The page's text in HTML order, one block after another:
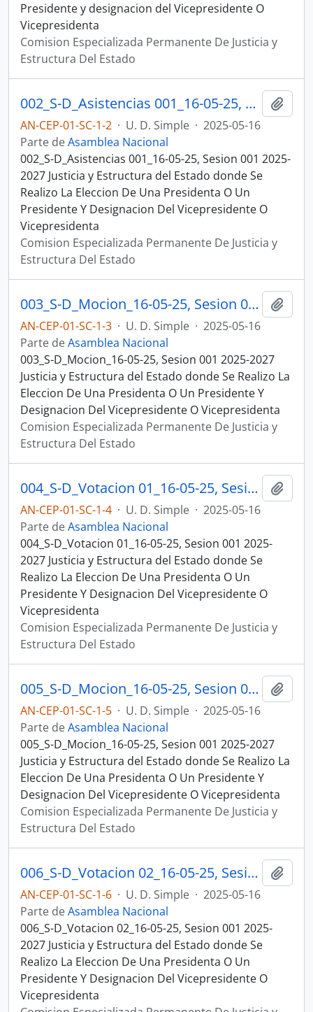
Presidente y designacion del Vicepresidente O
Vicepresidenta
Comision Especializada Permanente De Justicia y
Estructura Del Estado
002_S-D_Asistencias 001_16-05-25, Sesion 001 Justicia y Estructura del Estado
AN-CEP-01-SC-1-2 · U. D. Simple · 2025-05-16
Parte deAsamblea Nacional
002_S-D_Asistencias 001_16-05-25, Sesion 001 2025-
2027 Justicia y Estructura del Estado donde Se
Realizo La Eleccion De Una Presidenta O Un
Presidente Y Designacion Del Vicepresidente O
Vicepresidenta
Comision Especializada Permanente De Justicia y
Estructura Del Estado
003_S-D_Mocion_16-05-25, Sesion 001 Justicia y Estructura del Estado
AN-CEP-01-SC-1-3 · U. D. Simple · 2025-05-16
Parte deAsamblea Nacional
003_S-D_Mocion_16-05-25, Sesion 001 2025-2027
Justicia y Estructura del Estado donde Se Realizo La
Eleccion De Una Presidenta O Un Presidente Y
Designacion Del Vicepresidente O Vicepresidenta
Comision Especializada Permanente De Justicia y
Estructura Del Estado
004_S-D_Votacion 01_16-05-25, Sesion 001 Justicia y Estructura del Estado
AN-CEP-01-SC-1-4 · U. D. Simple · 2025-05-16
Parte deAsamblea Nacional
004_S-D_Votacion 01_16-05-25, Sesion 001 2025-
2027 Justicia y Estructura del Estado donde Se
Realizo La Eleccion De Una Presidenta O Un
Presidente Y Designacion Del Vicepresidente O
Vicepresidenta
Comision Especializada Permanente De Justicia y
Estructura Del Estado
005_S-D_Mocion_16-05-25, Sesion 001 Justicia y Estructura del Estado
AN-CEP-01-SC-1-5 · U. D. Simple · 2025-05-16
Parte deAsamblea Nacional
005_S-D_Mocion_16-05-25, Sesion 001 2025-2027
Justicia y Estructura del Estado donde Se Realizo La
Eleccion De Una Presidenta O Un Presidente Y
Designacion Del Vicepresidente O Vicepresidenta
Comision Especializada Permanente De Justicia y
Estructura Del Estado
006_S-D_Votacion 02_16-05-25, Sesion 001 Justicia y Estructura del Estado
AN-CEP-01-SC-1-6 · U. D. Simple · 2025-05-16
Parte deAsamblea Nacional
006_S-D_Votacion 02_16-05-25, Sesion 001 2025-
2027 Justicia y Estructura del Estado donde Se
Realizo La Eleccion De Una Presidenta O Un
Presidente Y Designacion Del Vicepresidente O
Vicepresidenta